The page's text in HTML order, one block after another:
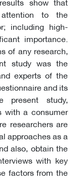
to the
including high-
importance.
of any research,
study was the
experts of the
and its
present study,
with a consumer
researchers are
approaches as a
also, obtain the
with key
factors from the